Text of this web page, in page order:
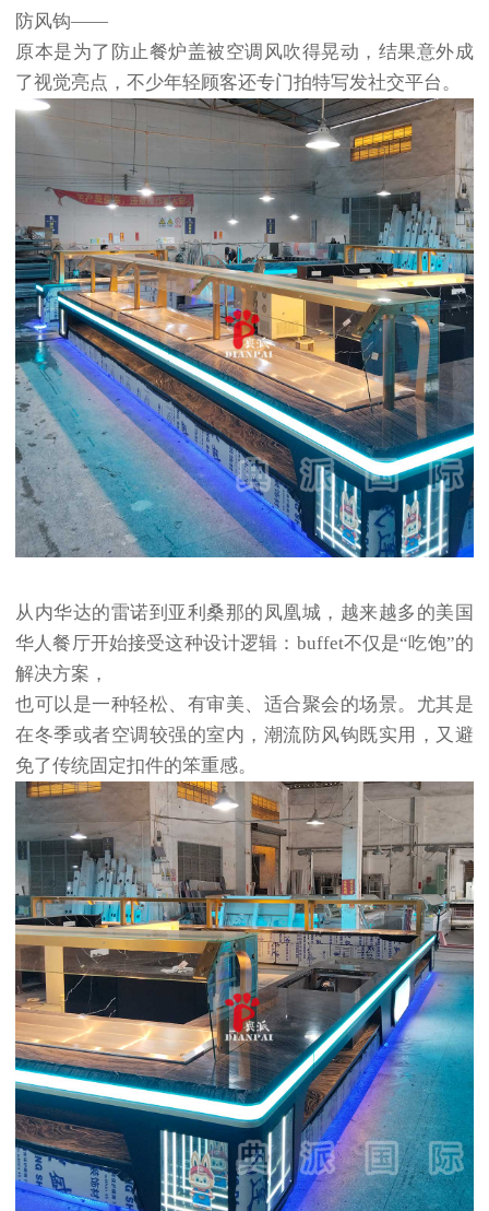
防风钩——
原本是为了防止餐炉盖被空调风吹得晃动，结果意外成
了视觉亮点，不少年轻顾客还专门拍特写发社交平台。
从内华达的雷诺到亚利桑那的凤凰城，越来越多的美国
华人餐厅开始接受这种设计逻辑：buffet不仅是“吃饱”的
解决方案，
也可以是一种轻松、有审美、适合聚会的场景。尤其是
在冬季或者空调较强的室内，潮流防风钩既实用，又避
免了传统固定扣件的笨重感。